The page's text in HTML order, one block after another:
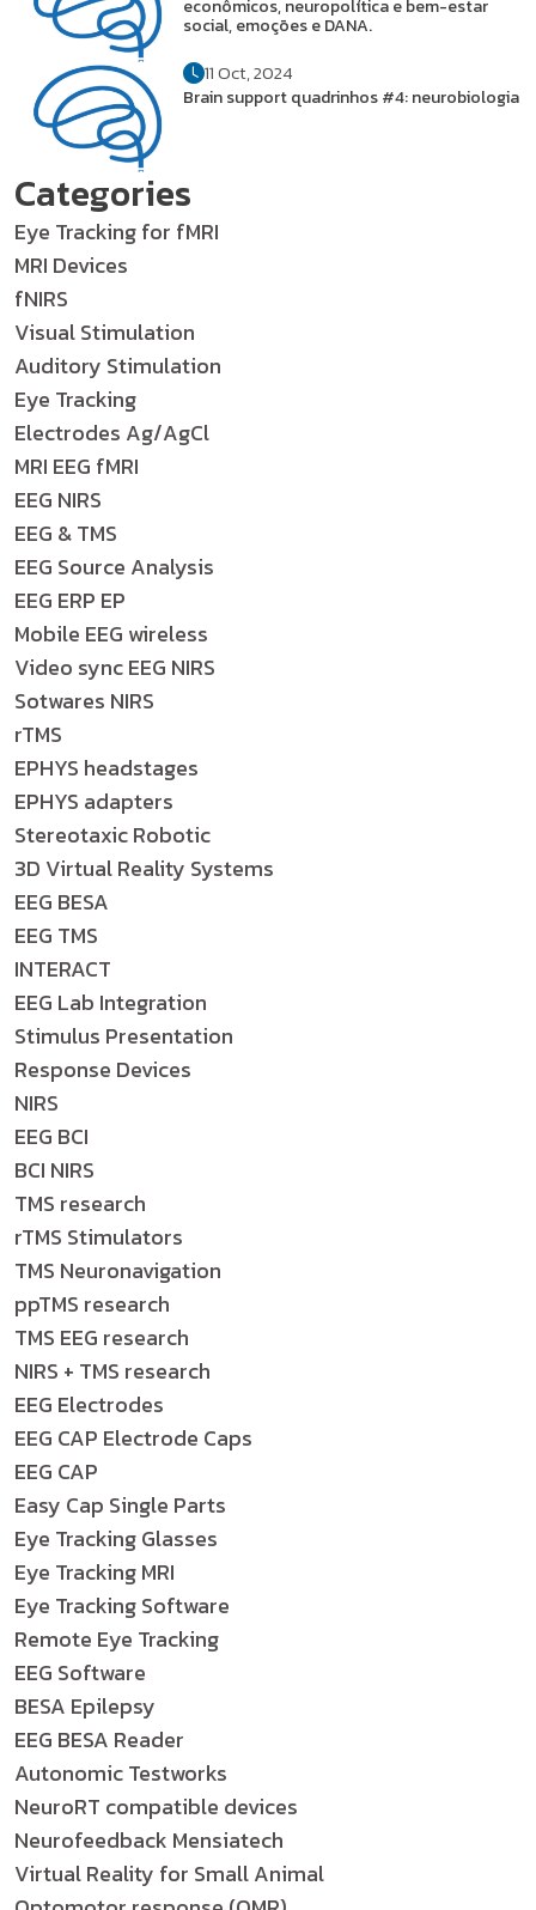
econômicos, neuropolítica e bem-estar
social, emoções e DANA.
11 Oct, 2024
Brain support quadrinhos #4: neurobiologia
Categories
Eye Tracking for fMRI
MRI Devices
fNIRS
Visual Stimulation
Auditory Stimulation
Eye Tracking
Electrodes Ag/AgCl
MRI EEG fMRI
EEG NIRS
EEG & TMS
EEG Source Analysis
EEG ERP EP
Mobile EEG wireless
Video sync EEG NIRS
Sotwares NIRS
rTMS
EPHYS headstages
EPHYS adapters
Stereotaxic Robotic
3D Virtual Reality Systems
EEG BESA
EEG TMS
INTERACT
EEG Lab Integration
Stimulus Presentation
Response Devices
NIRS
EEG BCI
BCI NIRS
TMS research
rTMS Stimulators
TMS Neuronavigation
ppTMS research
TMS EEG research
NIRS + TMS research
EEG Electrodes
EEG CAP Electrode Caps
EEG CAP
Easy Cap Single Parts
Eye Tracking Glasses
Eye Tracking MRI
Eye Tracking Software
Remote Eye Tracking
EEG Software
BESA Epilepsy
EEG BESA Reader
Autonomic Testworks
NeuroRT compatible devices
Neurofeedback Mensiatech
Virtual Reality for Small Animal